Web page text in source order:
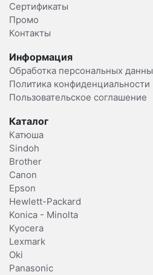
Сертификаты
Промо
Контакты
Информация
Обработка персональных
Политика конфиденциальности
Пользовательское соглашение
Каталог
Катюша
Sindoh
Brother
Canon
Epson
Hewlett-Packard
Konica - Minolta
Kyocera
Lexmark
Oki
Panasonic